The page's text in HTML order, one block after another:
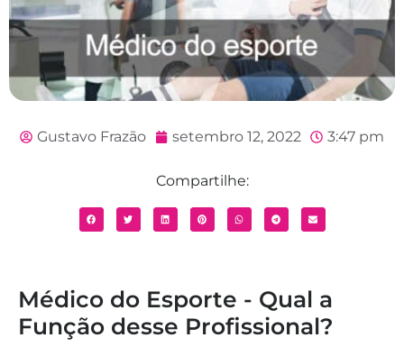
Gustavo Frazão setembro 12, 2022 3:47 pm
Compartilhe:
Médico do Esporte - Qual a
Função desse Profissional?